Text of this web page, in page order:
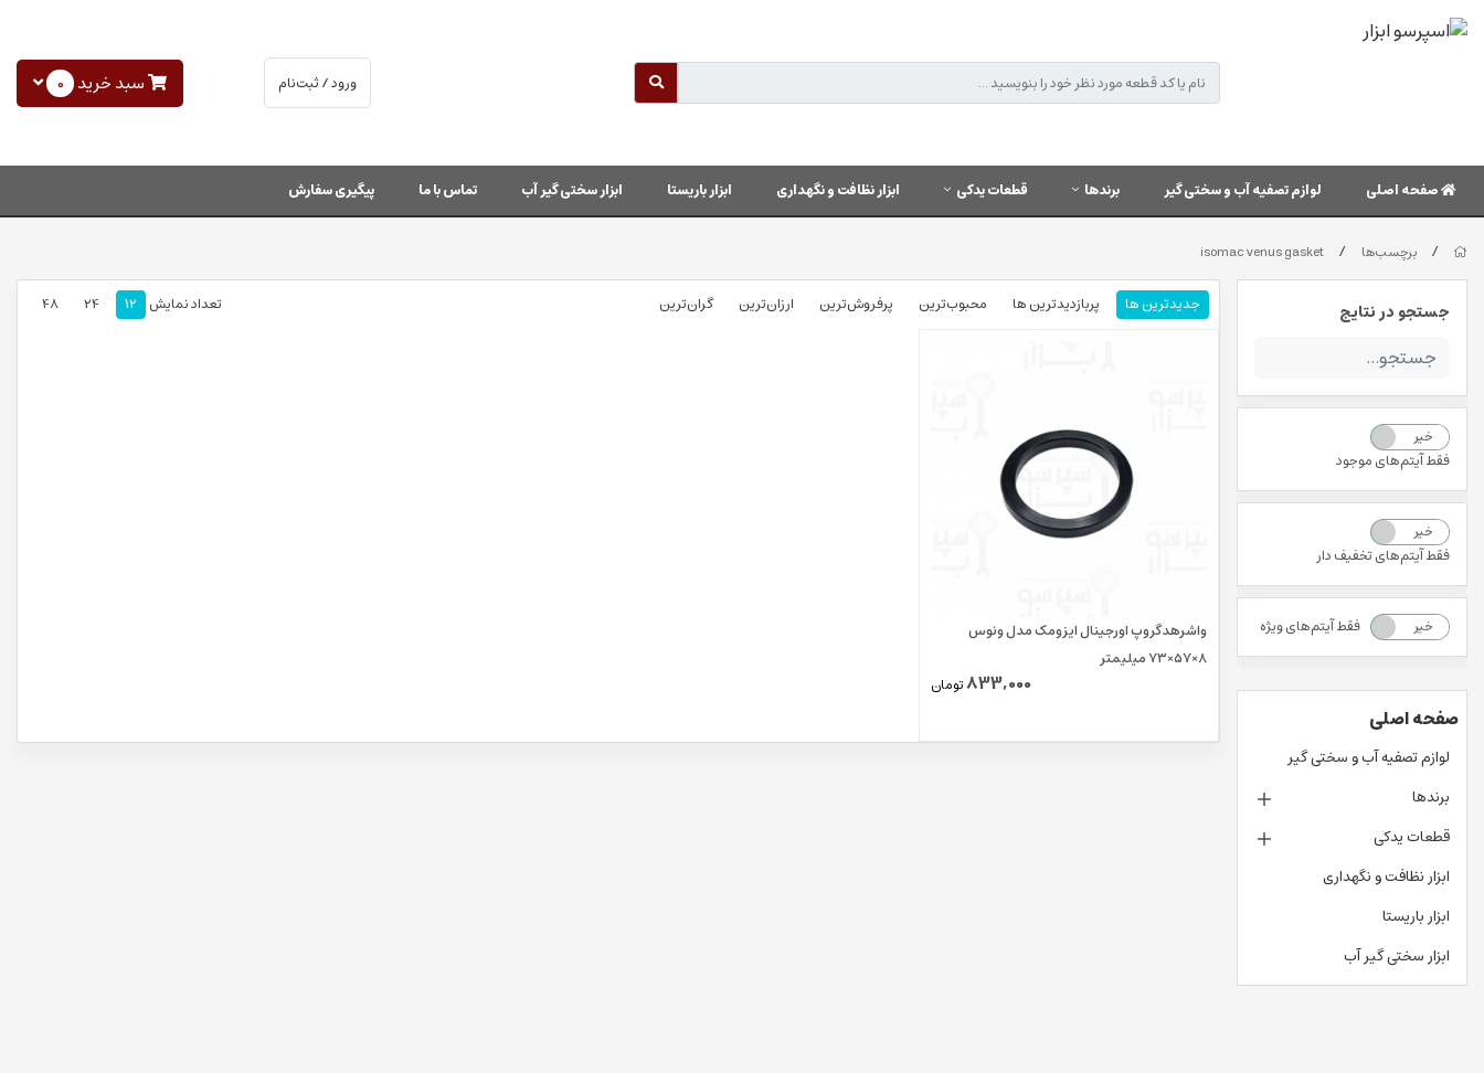
ورود / ثبت‌نام سبد خرید 0
صفحه اصلی لوازم تصفیه آب و سختی گیر برندها قطعات یدکی ابزار نظافت و نگهداری ابزار باریستا ابزار سختی گیر آب تماس با ما پیگیری سفارش
/ برچسب‌ها /
isomac venus gasket
جستجو در نتایج
خیر
فقط آیتم‌های موجود
خیر
فقط آیتم‌های تخفیف دار
بله خیر فقط آیتم‌های ویژه
صفحه اصلی
لوازم تصفیه آب و سختی گیر
برندها
قطعات یدکی
ابزار نظافت و نگهداری
ابزار باریستا
ابزار سختی گیر آب
جدیدترین ها پربازدیدترین ها محبوب‌‌ترین پرفروش‌ترین ارزان‌ترین گران‌ترین تعداد نمایش 12
24
48
واشرهدگروپ اورجینال ایزومک مدل ونوس
۸×۵۷×۷۳ میلیمتر
833,000تومان